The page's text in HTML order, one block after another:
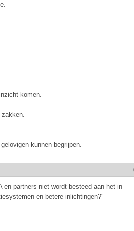
komen.
zakken.
kunnen begrijpen.
partners niet wordt besteed aan het in
en betere inlichtingen?"